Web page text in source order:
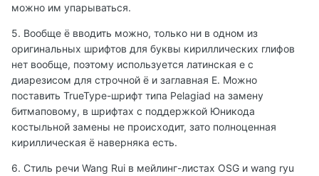
можно им упарываться.
5. Вообще ё вводить можно, только ни в одном из
оригинальных шрифтов для буквы кириллических глифов
нет вообще, поэтому используется латинская е с
диарезисом для строчной ё и заглавная Е. Можно
поставить TrueType-шрифт типа Pelagiad на замену
битмаповому, в шрифтах с поддержкой Юникода
костыльной замены не происходит, зато полноценная
кириллическая ё наверняка есть.
6. Стиль речи Wang Rui в мейлинг-листах OSG и wang ryu